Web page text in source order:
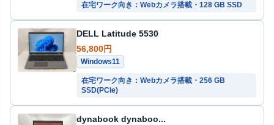
在宅ワーク向き：Webカメラ搭載・128 GB SSD
DELL Latitude 5530
56,800円
Windows11
在宅ワーク向き：Webカメラ搭載・256 GB
SSD(PCIe)
dynabook dynaboo...